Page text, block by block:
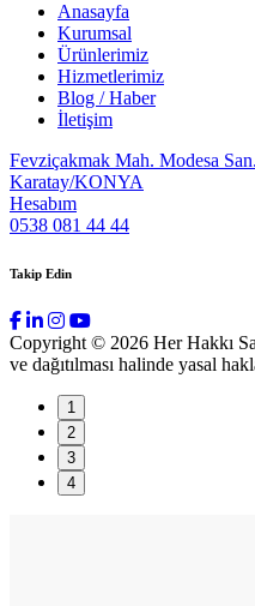
Anasayfa
Kurumsal
Ürünlerimiz
Hizmetlerimiz
Blog / Haber
İletişim
Fevziçakmak Mah. Modesa
Karatay/KONYA
Hesabım
0538 081 44 44
Takip Edin
Copyright © 2026 Her Hakkı
ve dağıtılması halinde yasal
1
2
3
4